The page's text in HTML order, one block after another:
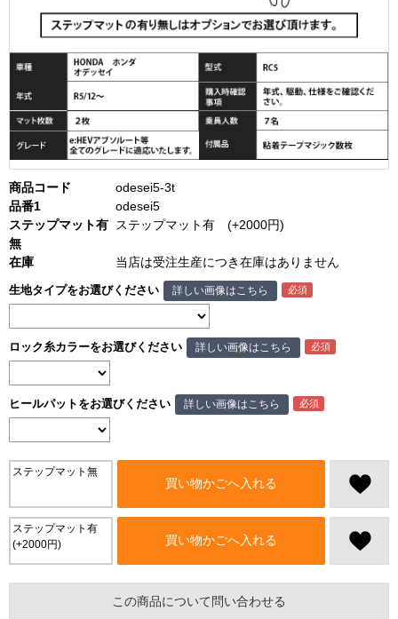
商品コード
odesei5-3t
品番1
odesei5
ステップマット有
無
ステップマット有 (+2000円)
在庫 当店は受注生産につき在庫はありません
生地タイプをお選びください 詳しい画像はこちら
ロック糸カラーをお選びください 詳しい画像はこちら
ヒールパットをお選びください 詳しい画像はこちら
ステップマット無
買い物かごへ入れる
ステップマット有
(+2000円)
買い物かごへ入れる
この商品について問い合わせる